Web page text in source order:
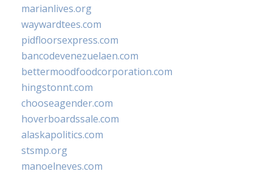
marianlives.org
waywardtees.com
pidfloorsexpress.com
bancodevenezuelaen.com
bettermoodfoodcorporation.com
hingstonnt.com
chooseagender.com
hoverboardssale.com
alaskapolitics.com
stsmp.org
manoelneves.com